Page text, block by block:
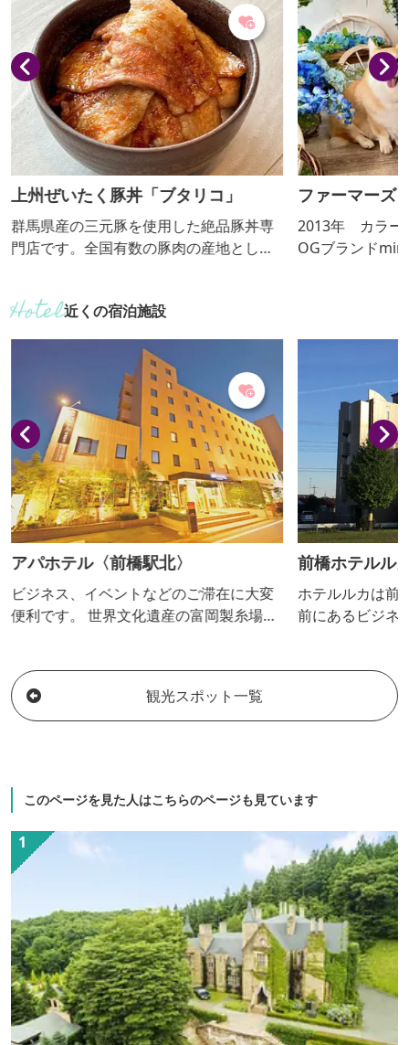
上州ぜいたく豚丼「ブタリコ」
群馬県産の三元豚を使用した絶品豚丼専
門店です。全国有数の豚肉の産地として
凍を一切しない「チルド肉」を網焼きす
ることで、豚肉本来の旨味を存分に引き
出し、贅沢な味わいを実現しました。
オープンから1週間で2,000食が売り切れ
るほどの超人気店です。
ファーマーズ
2013年 カラー
OGブランド
野菜をたっぷり
近くの宿泊施設
アパホテル〈前橋駅北〉
ビジネス、イベントなどのご滞在に大変
便利です。 世界文化遺産の富岡製糸場ま
よりビデオ・オンデマンドも全室無料と
なりました。
前橋ホテルル
ホテルルカは前
前にあるビジネ
カは決して豪
んが、あたた
けています。
ほっこりした気
にお迎えいたし
観光スポット一覧
このページを見た人はこちらのページも見ています